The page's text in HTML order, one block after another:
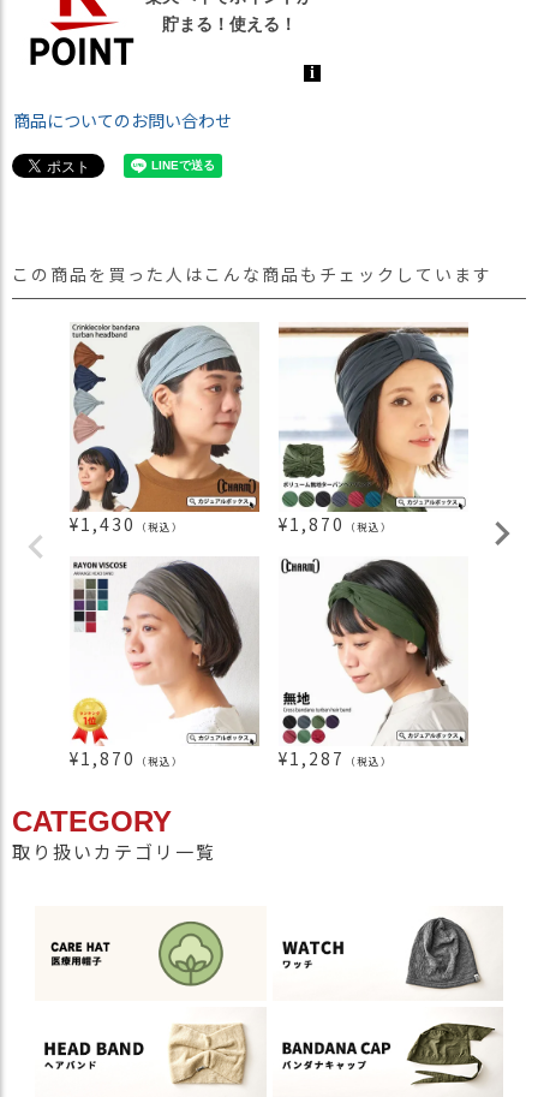
商品についてのお問い合わせ
この商品を買った人はこんな商品もチェックしています
¥1,430 （税込） ¥1,870 （税込） ¥
¥1,870 （税込） ¥1,287 （税込）
CATEGORY
取り扱いカテゴリ一覧